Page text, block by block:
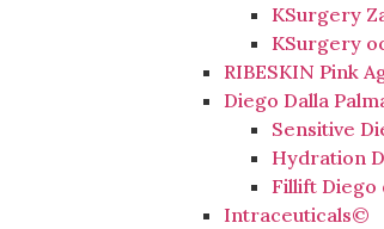
KSurgery
KSurgery
RIBESKIN Pink
Diego Dalla
Sensitive
Hydration
Fillift Diego
Intraceuticals©